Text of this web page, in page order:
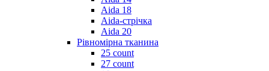
Aida 18
Aida-стрічка
Aida 20
Рівномірна тканина
25 count
27 count